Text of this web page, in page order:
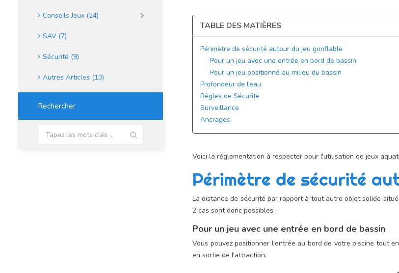
Conseils Jeux (24)
SAV (7)
Sécurité (9)
Autres Articles (13)
Rechercher
TABLE DES MATIÈRES
Périmètre de sécurité autour du jeu gonflable
Pour un jeu avec une entrée en bord de bassin
Pour un jeu positionné au milieu du bassin
Profondeur de l’eau
Règles de Sécurité
Surveillance
Ancrages
Voici la réglementation à respecter pour l'utilisation de jeux
Périmètre de sécurité
La distance de sécurité par rapport à tout autre objet solide
2 cas sont donc possibles :
Pour un jeu avec une entrée en bord de bassin
Vous pouvez positionner l'entrée au bord de votre piscine tout
en sortie de l'attraction.